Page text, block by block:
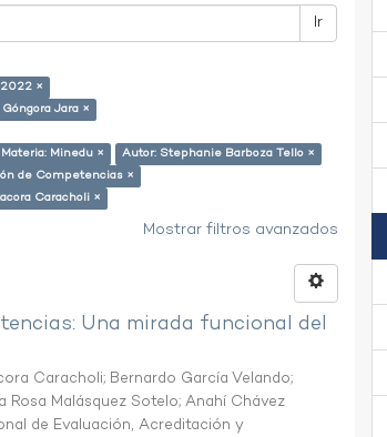
Ir
×
Jara ×
Materia: Minedu ×
Autor: Stephanie Barboza Tello ×
de Competencias ×
Caracholi ×
Mostrar filtros avanzados
Una mirada funcional del
Caracholi; Bernardo García Velando;
Rosa Malásquez Sotelo;Anahí Chávez
de Evaluación, Acreditación y